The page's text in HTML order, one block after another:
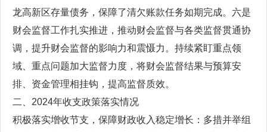
龙高新区存量债务，保障了清欠账款任务如期完成。六是
财会监督工作扎实推进，推动财会监督与各类监督贯通协
调，提升财会监督的影响力和震慑力。持续紧盯重点领
域、重点问题加大监督力度，将财会监督结果与预算安
排、资金管理相挂钩，提高监督质效。
二、2024年收支政策落实情况
积极落实增收节支，保障财政收入稳定增长：多措并举组